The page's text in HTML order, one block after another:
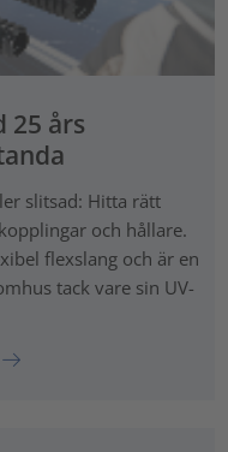
25 års
slitsad: Hitta rätt
och hållare.
flexslang och är en
tack vare sin UV-